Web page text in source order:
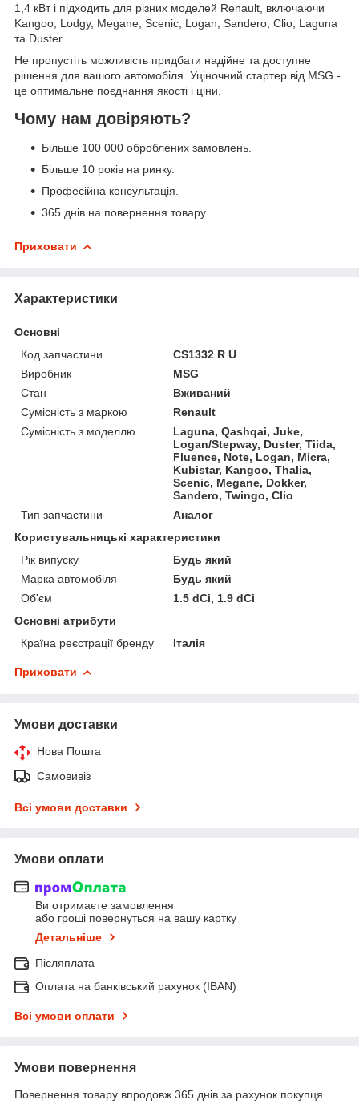
1,4 кВт і підходить для різних моделей Renault, включаючи
Kangoo, Lodgy, Megane, Scenic, Logan, Sandero, Clio, Laguna
та Duster.
Не пропустіть можливість придбати надійне та доступне
рішення для вашого автомобіля. Уціночний стартер від MSG -
це оптимальне поєднання якості і ціни.
Чому нам довіряють?
Більше 100 000 оброблених замовлень.
Більше 10 років на ринку.
Професійна консультація.
365 днів на повернення товару.
Приховати
Характеристики
Основні
Код запчастини
CS1332 R U
Виробник
MSG
Стан
Вживаний
Сумісність з маркою
Renault
Сумісність з моделлю
Laguna, Qashqai, Juke,
Logan/Stepway, Duster, Tiida,
Fluence, Note, Logan, Micra,
Kubistar, Kangoo, Thalia,
Scenic, Megane, Dokker,
Sandero, Twingo, Clio
Тип запчастини
Аналог
Користувальницькі характеристики
Рік випуску
Будь який
Марка автомобіля
Будь який
Об'єм
1.5 dCi, 1.9 dCi
Основні атрибути
Країна реєстрації бренду
Італія
Приховати
Умови доставки
Нова Пошта
Самовивіз
Всі умови доставки
Умови оплати
Ви отримаєте замовлення
або гроші повернуться на вашу картку
Детальніше
Післяплата
Оплата на банківський рахунок (IBAN)
Всі умови оплати
Умови повернення
Повернення товару впродовж 365 днів за рахунок покупця